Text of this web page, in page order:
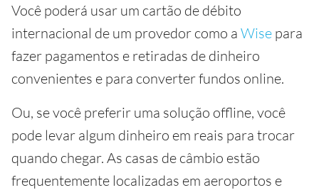
Você poderá usar um cartão de débito
internacional de um provedor como a Wise para
fazer pagamentos e retiradas de dinheiro
convenientes e para converter fundos online.
Ou, se você preferir uma solução offline, você
pode levar algum dinheiro em reais para trocar
quando chegar. As casas de câmbio estão
frequentemente localizadas em aeroportos e